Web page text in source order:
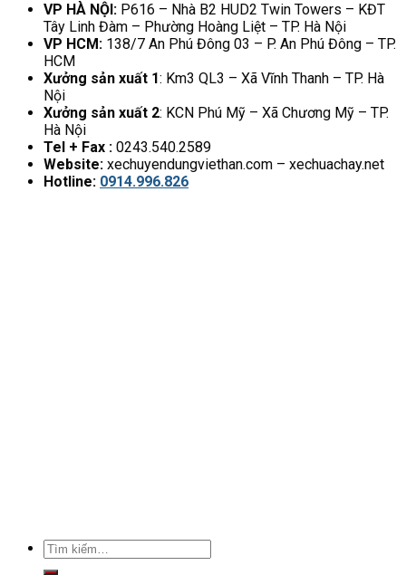
VP HÀ NỘI: P616 – Nhà B2 HUD2 Twin Towers – KĐT
Tây Linh Đàm – Phường Hoàng Liệt – TP. Hà Nội
VP HCM: 138/7 An Phú Đông 03 – P. An Phú Đông – TP.
HCM
Xưởng sản xuất 1: Km3 QL3 – Xã Vĩnh Thanh – TP. Hà
Nội
Xưởng sản xuất 2: KCN Phú Mỹ – Xã Chương Mỹ – TP.
Hà Nội
Tel + Fax : 0243.540.2589
Website: xechuyendungviethan.com – xechuachay.net
Hotline: 0914.996.826
Tìm